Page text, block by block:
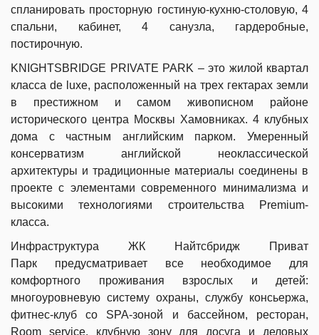
спланировать просторную гостиную-кухню-столовую, 4
спальни, кабинет, 4 санузла, гардеробные,
постирочную.
KNIGHTSBRIDGE PRIVATE PARK – это жилой квартал
класса de luxe, расположенный на трех гектарах земли
в престижном и самом живописном районе
исторического центра Москвы Хамовниках. 4 клубных
дома с частным английским парком. Умеренный
консерватизм английской неоклассической
архитектуры и традиционные материалы соединены в
проекте с элементами современного минимализма и
высокими технологиями строительства Premium-
класса.
Инфраструктура ЖК Найтсбридж Приват
Парк предусматривает все необходимое для
комфортного проживания взрослых и детей:
многоуровневую систему охраны, службу консьержа,
фитнес-клуб со SPA-зоной и бассейном, ресторан,
Room service, клубную зону для досуга и деловых